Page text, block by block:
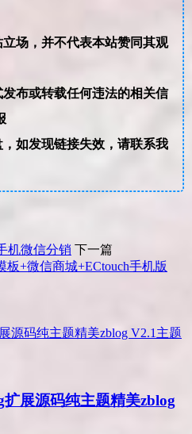
场，并不代表本站赞同其观
布或转载任何违法的相关信
如发现链接失效，请联系我
机微信分销 下一篇
+微信商城+ECtouch手机版
扩展源码纯主题精美zblog